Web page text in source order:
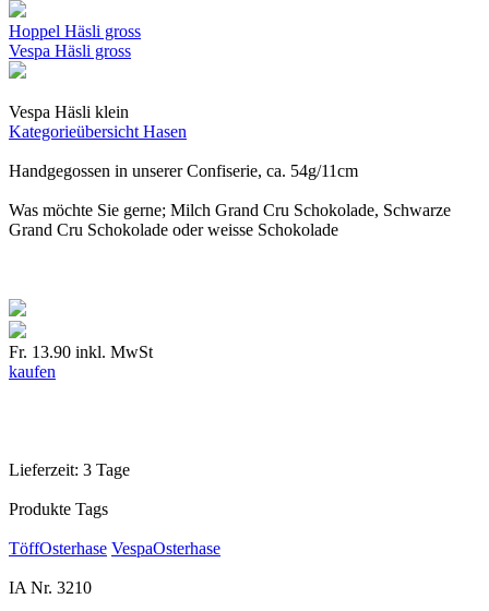
Hoppel Häsli gross
Vespa Häsli gross
Vespa Häsli klein
Kategorieübersicht Hasen
Handgegossen in unserer Confiserie, ca. 54g/11cm
Was möchte Sie gerne; Milch Grand Cru Schokolade, Schwarze
Grand Cru Schokolade oder weisse Schokolade
Fr. 13.90 inkl. MwSt
kaufen
Lieferzeit: 3 Tage
Produkte Tags
TöffOsterhase VespaOsterhase
IA Nr. 3210